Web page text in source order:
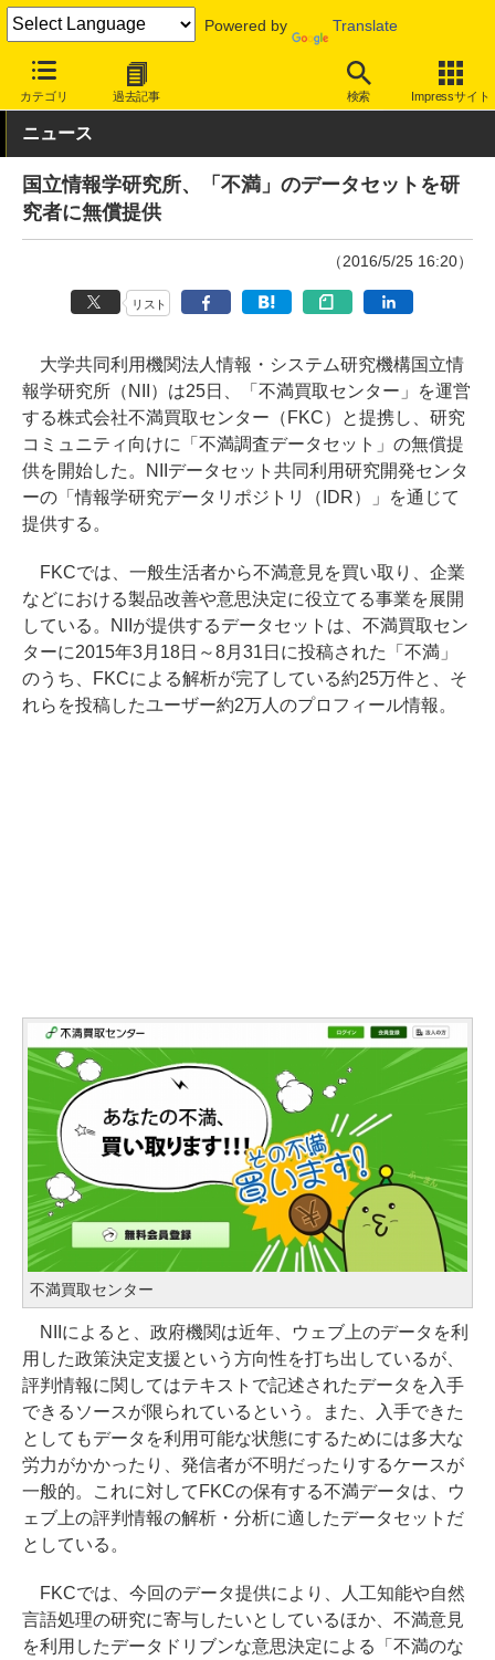
Powered by Translate
カテゴリ 過去記事 検索 Impressサイト
INTERNET Watch トピック その他
ニュース
国立情報学研究所、「不満」のデータセットを研
究者に無償提供
（2016/5/25 16:20）
リスト
大学共同利用機関法人情報・システム研究機構国立情
報学研究所（NII）は25日、「不満買取センター」を運営
する株式会社不満買取センター（FKC）と提携し、研究
コミュニティ向けに「不満調査データセット」の無償提
供を開始した。NIIデータセット共同利用研究開発センタ
ーの「情報学研究データリポジトリ（IDR）」を通じて
提供する。
FKCでは、一般生活者から不満意見を買い取り、企業
などにおける製品改善や意思決定に役立てる事業を展開
している。NIIが提供するデータセットは、不満買取セン
ターに2015年3月18日～8月31日に投稿された「不満」
のうち、FKCによる解析が完了している約25万件と、そ
れらを投稿したユーザー約2万人のプロフィール情報。
不満買取センター
NIIによると、政府機関は近年、ウェブ上のデータを利
用した政策決定支援という方向性を打ち出しているが、
評判情報に関してはテキストで記述されたデータを入手
できるソースが限られているという。また、入手できた
としてもデータを利用可能な状態にするためには多大な
労力がかかったり、発信者が不明だったりするケースが
一般的。これに対してFKCの保有する不満データは、ウ
ェブ上の評判情報の解析・分析に適したデータセットだ
としている。
FKCでは、今回のデータ提供により、人工知能や自然
言語処理の研究に寄与したいとしているほか、不満意見
を利用したデータドリブンな意思決定による「不満のな